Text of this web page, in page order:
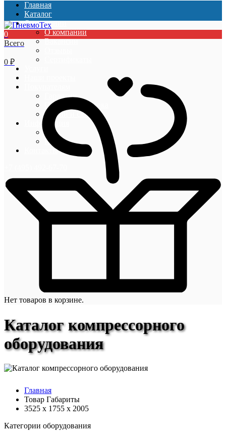
Главная
Каталог
О компании
О компании
Вакансии
Гарантии
Оплата и доставка
Акции и скидки
Информация
Блог
Новости
Контакты
0
Всего
0 ₽
Нет товаров в корзине.
Каталог компрессорного
оборудования
Главная
Товар Габариты
3525 х 1755 х 2005
Категории оборудования